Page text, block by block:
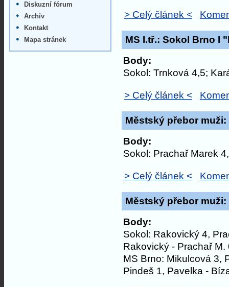
> Celý článek <
MS I.tř.: Sokol Brno I
Body:
Sokol: Trnková 4,5;
> Celý článek <
Městský přebor
Body:
Sokol: Prachař Marek
> Celý článek <
Městský přebor
Body:
Sokol: Rakovický 4,
Rakovický - Prachař
MS Brno: Mikulcová 3,
Pindeš 1, Pavelka -
Diskuzní fórum
Archív
Kontakt
Mapa stránek